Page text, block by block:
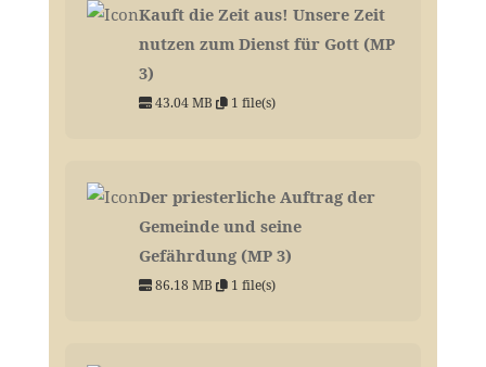
Kauft die Zeit aus! Unsere Zeit
nutzen zum Dienst für Gott (MP
3)
43.04 MB 1 file(s)
Der priesterliche Auftrag der
Gemeinde und seine
Gefährdung (MP 3)
86.18 MB 1 file(s)